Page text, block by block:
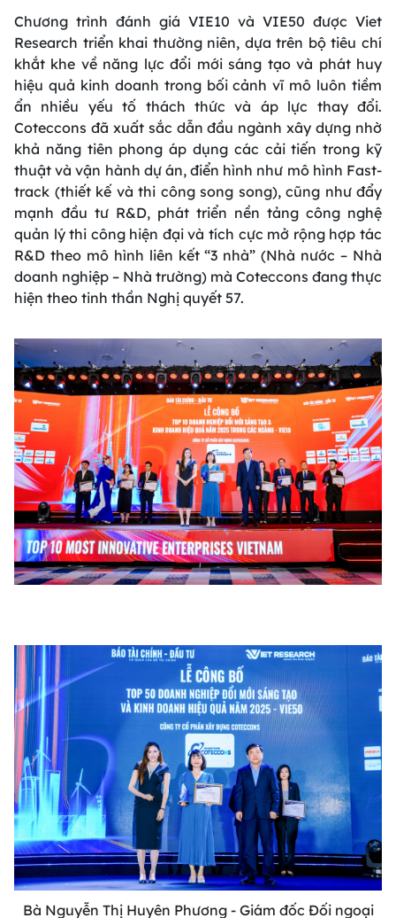
Chương trình đánh giá VIE10 và VIE50 được Viet
Research triển khai thường niên, dựa trên bộ tiêu chí
khắt khe về năng lực đổi mới sáng tạo và phát huy
hiệu quả kinh doanh trong bối cảnh vĩ mô luôn tiềm
ẩn nhiều yếu tố thách thức và áp lực thay đổi.
Coteccons đã xuất sắc dẫn đầu ngành xây dựng nhờ
khả năng tiên phong áp dụng các cải tiến trong kỹ
thuật và vận hành dự án, điển hình như mô hình Fast-
track (thiết kế và thi công song song), cũng như đẩy
mạnh đầu tư R&D, phát triển nền tảng công nghệ
quản lý thi công hiện đại và tích cực mở rộng hợp tác
R&D theo mô hình liên kết “3 nhà” (Nhà nước – Nhà
doanh nghiệp – Nhà trường) mà Coteccons đang thực
hiện theo tinh thần Nghị quyết 57.
Bà Nguyễn Thị Huyên Phương - Giám đốc Đối ngoại